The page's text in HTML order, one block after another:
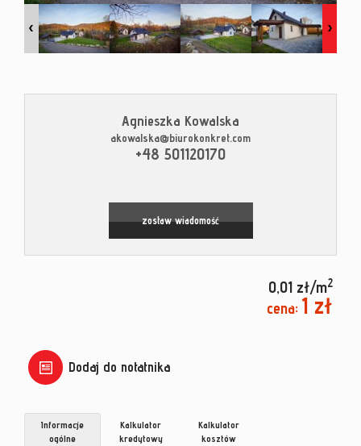
Leaflet © MapTiler©
Agnieszka Kowalska
akowalska@biurokonkret.com
+48 501120170
zostaw wiadomość
0,01 zł/m2
cena: 1 zł
Dodaj do notatnika
Informacje
ogólne
Kalkulator
kredytowy
Kalkulator
kosztów